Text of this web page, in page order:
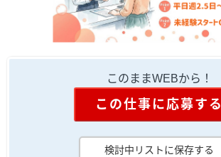
このままWEBから！
この仕事に応募する
検討中リストに保存する